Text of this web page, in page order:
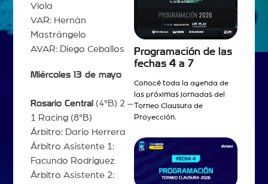
Viola
VAR: Hernán
Mastrángelo
AVAR: Diego Ceballos
Miércoles 13 de mayo
Rosario Central (4°B) 2 –
1 Racing (8°B)
Árbitro: Darío Herrera
Árbitro Asistente 1:
Facundo Rodríguez
Árbitro Asistente 2:
Programación de las
fechas 4 a 7
Conocé toda la agenda de
las próximas jornadas del
Torneo Clausura de
Proyección.